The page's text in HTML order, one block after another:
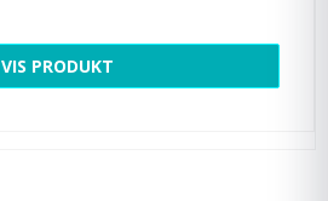
VIS PRODUKT